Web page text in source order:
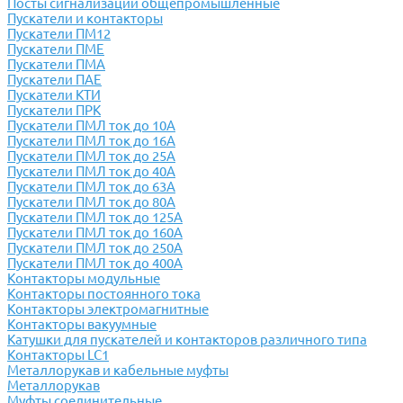
Посты сигнализации общепромышленные
Пускатели и контакторы
Пускатели ПМ12
Пускатели ПМЕ
Пускатели ПМА
Пускатели ПАЕ
Пускатели КТИ
Пускатели ПРК
Пускатели ПМЛ ток до 10А
Пускатели ПМЛ ток до 16А
Пускатели ПМЛ ток до 25А
Пускатели ПМЛ ток до 40А
Пускатели ПМЛ ток до 63А
Пускатели ПМЛ ток до 80А
Пускатели ПМЛ ток до 125А
Пускатели ПМЛ ток до 160А
Пускатели ПМЛ ток до 250А
Пускатели ПМЛ ток до 400А
Контакторы модульные
Контакторы постоянного тока
Контакторы электромагнитные
Контакторы вакуумные
Катушки для пускателей и контакторов различного типа
Контакторы LC1
Металлорукав и кабельные муфты
Металлорукав